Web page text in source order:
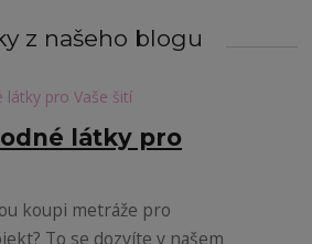
z našeho blogu
látky pro
koupi metráže pro
To se dozvíte v našem